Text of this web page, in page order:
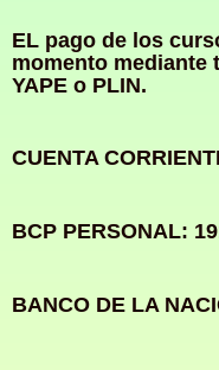
EL pago de los
momento mediante
YAPE o PLIN.
CUENTA
BCP PERSONAL:
BANCO DE LA